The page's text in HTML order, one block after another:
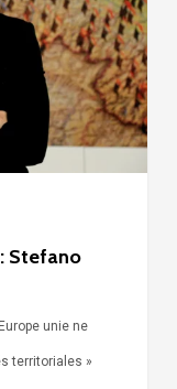
Stefano
unie ne
territoriales »